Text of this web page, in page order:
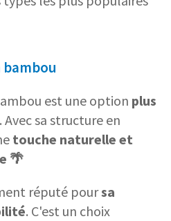
est une option plus
. Avec sa structure en
touche naturelle et
🌴
réputé poursa
. C'est un choix